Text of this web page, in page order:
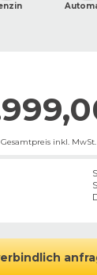
Gesamtpreis inkl. MwSt.